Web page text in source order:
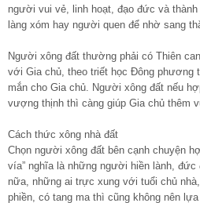
người vui vẻ, linh hoạt, đạo đức và thành
làng xóm hay người quen để nhờ sang
Người xông đất thường phải có Thiên
với Gia chủ, theo triết học Đông phương
mắn cho Gia chủ. Người xông đất nếu
vượng thịnh thì càng giúp Gia chủ thêm
Cách thức xông nhà đất
Chọn người xông đất bên cạnh chuyện
vía” nghĩa là những người hiền lành,
nữa, những ai trực xung với tuổi chủ
phiền, có tang ma thì cũng không nên